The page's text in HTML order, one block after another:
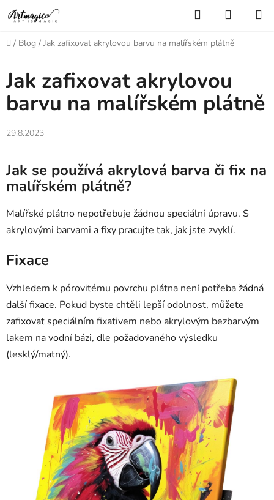
Přejít
na
obsah
Hledat
KOŠÍK
Domů
/ Blog / Jak zafixovat akrylovou barvu na malířském plátně
Jak zafixovat akrylovou
barvu na malířském plátně
29.8.2023
Jak se používá akrylová barva či fix na
malířském plátně?
Malířské plátno nepotřebuje žádnou speciální úpravu. S
akrylovými barvami a fixy pracujte tak, jak jste zvyklí.
Fixace
Vzhledem k pórovitému povrchu plátna není potřeba žádná
další fixace. Pokud byste chtěli lepší odolnost, můžete
zafixovat speciálním fixativem nebo akrylovým bezbarvým
lakem na vodní bázi, dle požadovaného výsledku
(lesklý/matný).